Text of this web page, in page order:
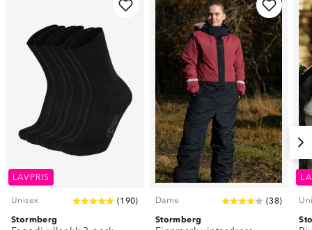
LAVPRIS
Unisex (190)
Stormberg
Dame (38)
Stormberg